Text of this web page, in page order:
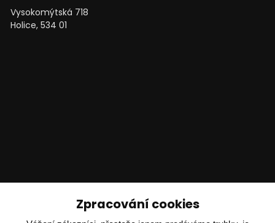
Vysokomýtská 718
Holice, 534 01
Zpracování cookies